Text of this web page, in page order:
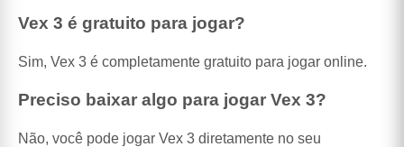
Vex 3 é gratuito para jogar?
Sim, Vex 3 é completamente gratuito para jogar online.
Preciso baixar algo para jogar Vex 3?
Não, você pode jogar Vex 3 diretamente no seu